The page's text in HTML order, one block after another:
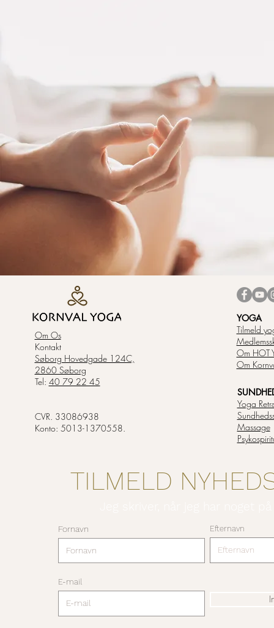
TILMELD
Fornavn Efternavn
E-mail
Om Os
Kontakt
Søborg Hovedgade 124C,
2860 Søborg
Tel: 40 79 22 45
CVR. 33086938
Konto: 5013-1370558.
YOGA
Tilmeld
Om HOT
Om
Yoga
Massage